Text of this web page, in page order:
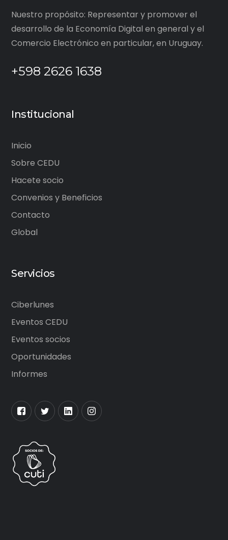
Nuestro propósito: Representar y promover el
desarrollo de la Economía Digital en general y el
Comercio Electrónico en particular, en Uruguay.
+598 2626 1638
Institucional
Inicio
Sobre CEDU
Hacete socio
Convenios y Beneficios
Contacto
Global
Servicios
Ciberlunes
Eventos CEDU
Eventos socios
Oportunidades
Informes